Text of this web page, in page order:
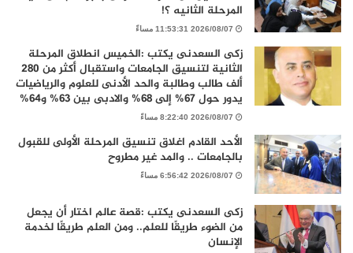
المرحلة الثانيه ؟!
2026/08/07 11:53:31 مساءً
زكى السعدنى يكتب :الخميس انطلاق المرحلة
الثانية لتنسيق الجامعات واستقبال أكثر من 280
ألف طالب وطالبة والحد الأدنى للعلوم والرياضيات
يدور حول 67% إلى 68% والادبى بين 63% و64%
2026/08/07 8:22:40 مساءً
الأحد القادم اغلاق تنسيق المرحلة الأولى للقبول
بالجامعات .. والمد غير مطروح
2026/08/07 6:56:42 مساءً
زكى السعدنى يكتب :قصة عالم اختار أن يجعل
من الضوء طريقًا للعلم.. ومن العلم طريقًا لخدمة
الإنسان